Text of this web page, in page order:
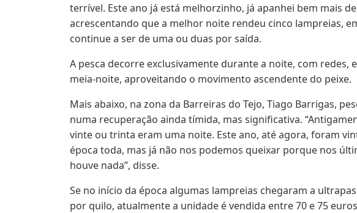
terrível. Este ano já está melhorzinho, já apanhei bem mais de
acrescentando que a melhor noite rendeu cinco lampreias,
continue a ser de uma ou duas por saída.
A pesca decorre exclusivamente durante a noite, com redes,
meia-noite, aproveitando o movimento ascendente do peixe.
Mais abaixo, na zona da Barreiras do Tejo, Tiago Barrigas,
numa recuperação ainda tímida, mas significativa.
vinte ou trinta eram uma noite. Este ano, até agora, foram
época toda, mas já não nos podemos queixar porque nos
houve nada”, disse.
Se no início da época algumas lampreias chegaram a
por quilo, atualmente a unidade é vendida entre 70 e 75